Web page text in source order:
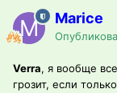
Marice
Verra, я вообще
грозит, если